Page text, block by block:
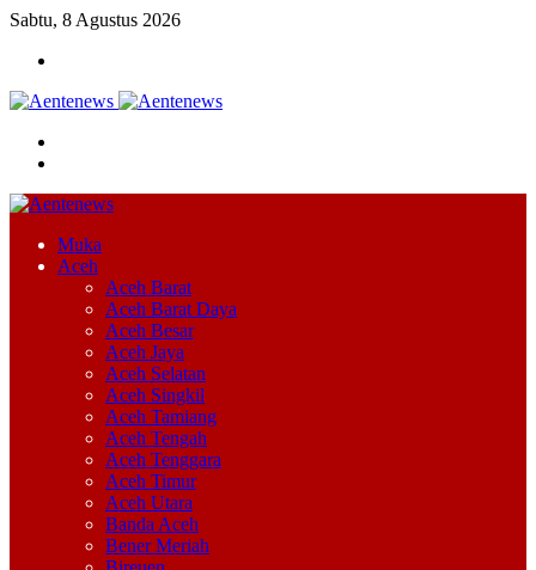
Sabtu, 8 Agustus 2026
Muka
Aceh
Aceh Barat
Aceh Barat Daya
Aceh Besar
Aceh Jaya
Aceh Selatan
Aceh Singkil
Aceh Tamiang
Aceh Tengah
Aceh Tenggara
Aceh Timur
Aceh Utara
Banda Aceh
Bener Meriah